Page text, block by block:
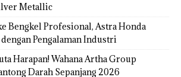
Metallic
Bengkel Profesional, Astra Honda
Pengalaman Industri
Harapan! Wahana Artha Group
Darah Sepanjang 2026